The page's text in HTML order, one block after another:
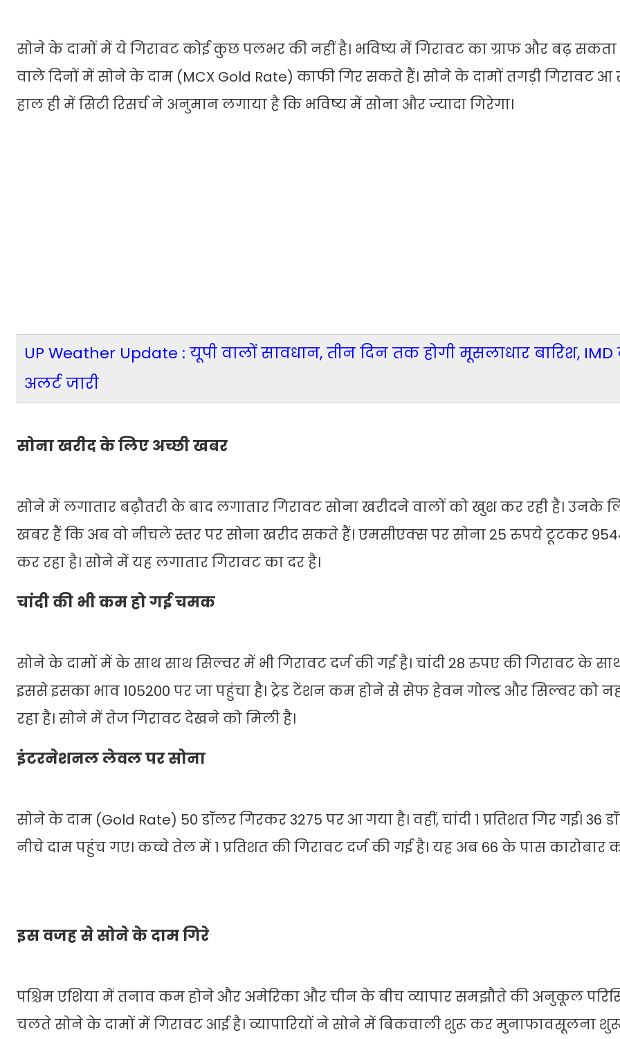
सोने के दामों में ये गिरावट कोई कुछ पलभर की नहीं है। भविष्य में गिरावट का ग्राफ और बढ़
वाले दिनों में सोने के दाम (MCX Gold Rate) काफी गिर सकते हैं। सोने के दामों तगड़ी गिरावट आ
हाल ही में सिटी रिसर्च ने अनुमान लगाया है कि भविष्य में सोना और ज्यादा गिरेगा।
UP Weather Update : यूपी वालों सावधान, तीन दिन तक होगी मूसलाधार बारिश,
अलर्ट जारी
सोना खरीद के लिए अच्छी खबर
सोने में लगातार बढ़ौतरी के बाद लगातार गिरावट सोना खरीदने वालों को खुश कर रही है। उनके
खबर हैं कि अब वो नीचले स्तर पर सोना खरीद सकते हैं। एमसीएक्स पर सोना 25 रुपये टूटकर
कर रहा है। सोने में यह लगातार गिरावट का दर है।
चांदी की भी कम हो गई चमक
सोने के दामों में के साथ साथ सिल्वर में भी गिरावट दर्ज की गई है। चांदी 28 रुपए की गिरावट के
इससे इसका भाव 105200 पर जा पहुंचा है। ट्रेड टेंशन कम होने से सेफ हेवन गोल्ड और सिल्वर को
रहा है। सोने में तेज गिरावट देखने को मिली है।
इंटरनेशनल लेवल पर सोना
सोने के दाम (Gold Rate) 50 डॉलर गिरकर 3275 पर आ गया है। वहीं, चांदी 1 प्रतिशत गिर गई। 36
नीचे दाम पहुंच गए। कच्चे तेल में 1 प्रतिशत की गिरावट दर्ज की गई है। यह अब 66 के पास कारोबार
इस वजह से सोने के दाम गिरे
पश्चिम एशिया में तनाव कम होने और अमेरिका और चीन के बीच व्यापार समझौते की अनुकूल
चलते सोने के दामों में गिरावट आई है। व्यापारियों ने सोने में बिकवाली शुरू कर मुनाफावसूलना